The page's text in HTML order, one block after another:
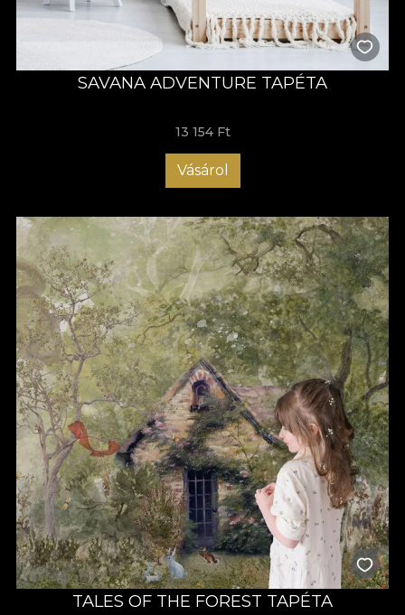
SAVANA ADVENTURE TAPÉTA
13 154 Ft
Vásárol
TALES OF THE FOREST TAPÉTA